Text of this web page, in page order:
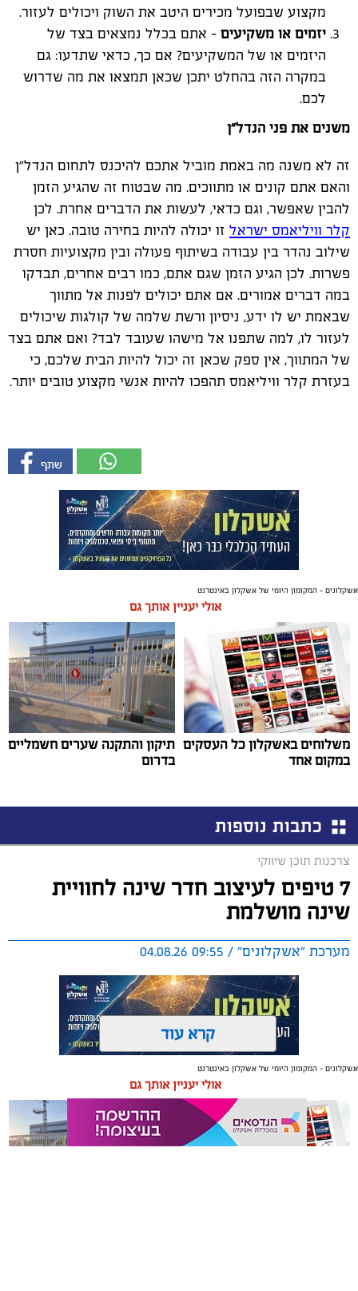
מקצוע שבפועל מכירים היטב את השוק ויכולים לעזור.
יזמים או משקיעים – אתם בכלל נמצאים בצד של
היזמים או של המשקיעים? אם כך, כדאי שתדעו: גם
במקרה הזה בהחלט יתכן שכאן תמצאו את מה שדרוש
לכם.
משנים את פני הנדל"ן
זה לא משנה מה באמת מוביל אתכם להיכנס לתחום הנדל"ן
והאם אתם קונים או מתווכים. מה שבטוח זה שהגיע הזמן
להבין שאפשר, וגם כדאי, לעשות את הדברים אחרת. לכן
קלר וויליאמס ישראל זו יכולה להיות בחירה טובה. כאן יש
שילוב נהדר בין עבודה בשיתוף פעולה ובין מקצועיות חסרת
פשרות. לכן הגיע הזמן שגם אתם, כמו רבים אחרים, תבדקו
במה דברים אמורים. אם אתם יכולים לפנות אל מתווך
שבאמת יש לו ידע, ניסיון ורשת שלמה של קולגות שיכולים
לעזור לו, למה שתפנו אל מישהו שעובד לבד? ואם אתם בצד
של המתווך, אין ספק שכאן זה יכול להיות הבית שלכם, כי
בעזרת קלר וויליאמס תהפכו להיות אנשי מקצוע טובים יותר.
אשקלונים - המקומון היומי של אשקלון באינטרנט
אולי יעניין אותך גם
משלוחים באשקלון כל העסקים
במקום אחד
תיקון והתקנה שערים חשמליים
בדרום
כתבות נוספות
צרכנות תוכן שיווקי
7 טיפים לעיצוב חדר שינה לחוויית
שינה מושלמת
מערכת "אשקלונים" / 09:55 04.08.26
תגים:טקסטיל, חדר שינה, שינה
תכנון נכון של חדר השינה משפיע באופן ישיר על איכות
המנוחה, על רמות האנרגיה בבוקר ועל התחושה הכללית
קרא עוד
אשקלונים - המקומון היומי של אשקלון באינטרנט
אולי יעניין אותך גם